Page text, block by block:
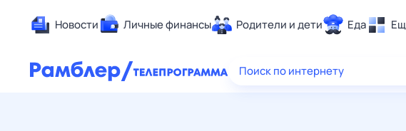
Новости Личные финансы Родители и дети Еда
Здоровье
Поиск по интернету